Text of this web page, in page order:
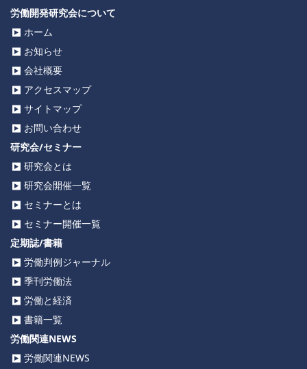
労働開発研究会について
ホーム
お知らせ
会社概要
アクセスマップ
サイトマップ
お問い合わせ
研究会/セミナー
研究会とは
研究会開催一覧
セミナーとは
セミナー開催一覧
定期誌/書籍
労働判例ジャーナル
季刊労働法
労働と経済
書籍一覧
労働関連NEWS
労働関連NEWS